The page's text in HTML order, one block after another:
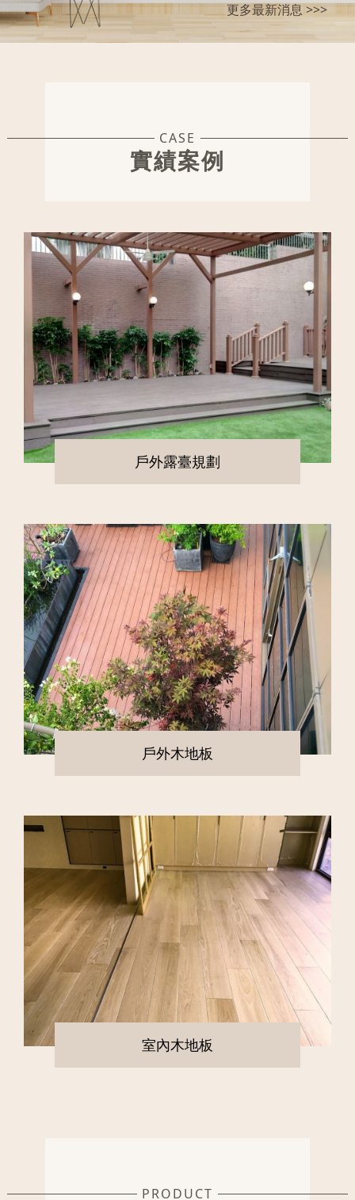
更多最新消息 >>>
CASE
實績案例
戶外露臺規劃
戶外木地板
室內木地板
PRODUCT